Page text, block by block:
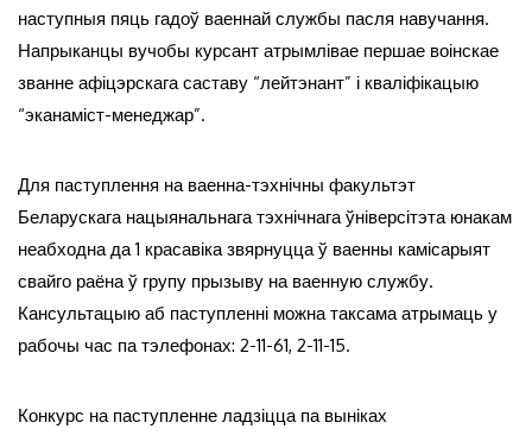
наступныя пяць гадоў ваеннай службы пасля навучання.
Напрыканцы вучобы курсант атрымлівае першае воінскае
званне афіцэрскага саставу “лейтэнант” і кваліфікацыю
“эканаміст-менеджар”.
Для паступлення на ваенна-тэхнічны факультэт
Беларускага нацыянальнага тэхнічнага ўніверсітэта юнакам
неабходна да 1 красавіка звярнуцца ў ваенны камісарыят
свайго раёна ў групу прызыву на ваенную службу.
Кансультацыю аб паступленні можна таксама атрымаць у
рабочы час па тэлефонах: 2-11-61, 2-11-15.
Конкурс на паступленне ладзіцца па выніках